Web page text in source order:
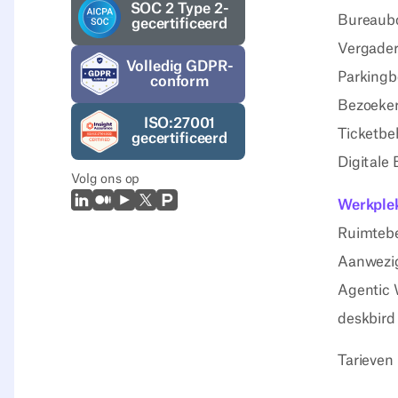
SOC 2 Type 2-
gecertificeerd
Volledig GDPR-
conform
ISO:27001
gecertificeerd
Volg ons op
LinkedIn
Medium
Youtube
X (Twitter)
Prodcut Hunt
Digitale
Agentic
deskbird
Tarieven